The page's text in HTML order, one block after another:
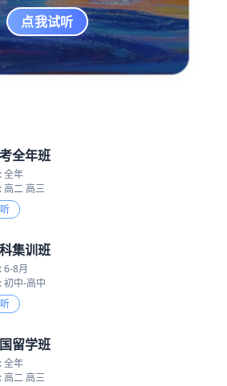
点我试听
全年班
全年
高二 高三
集训班
6-8月
初中-高中
留学班
全年
高二 高三